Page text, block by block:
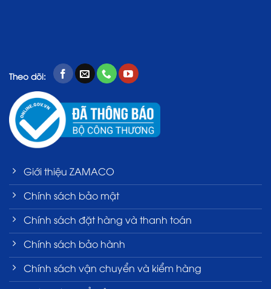
Theo dõi:
Giới thiệu ZAMACO
Chính sách bảo mật
Chính sách đặt hàng và thanh toán
Chính sách bảo hành
Chính sách vận chuyển và kiểm hàng